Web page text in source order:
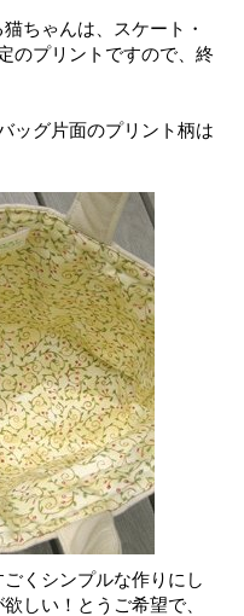
ちゃんは、スケート・
のプリントですので、終
ッグ片面のプリント柄は
くシンプルな作りにし
しい！とうご希望で、